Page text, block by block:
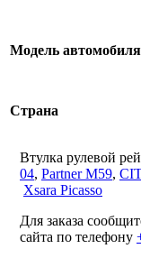
Модель автомобиля
Страна
Втулка рулевой
04, Partner M59,
Xsara Picasso
Для заказа
сайта по телефону